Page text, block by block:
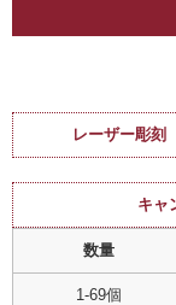
レーザー彫刻
キャ
数量
1-69個